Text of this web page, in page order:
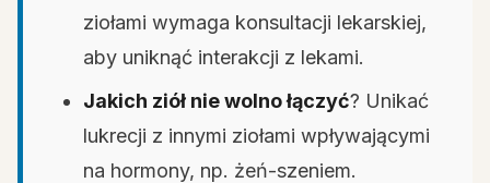
ziołami wymaga konsultacji lekarskiej,
aby uniknąć interakcji z lekami.
Jakich ziół nie wolno łączyć? Unikać
lukrecji z innymi ziołami wpływającymi
na hormony, np. żeń-szeniem.